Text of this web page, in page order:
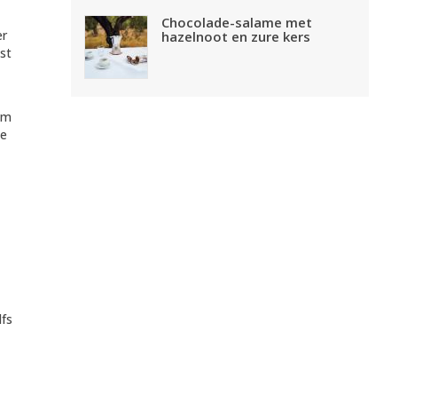
Chocolade-salame met
hazelnoot en zure kers